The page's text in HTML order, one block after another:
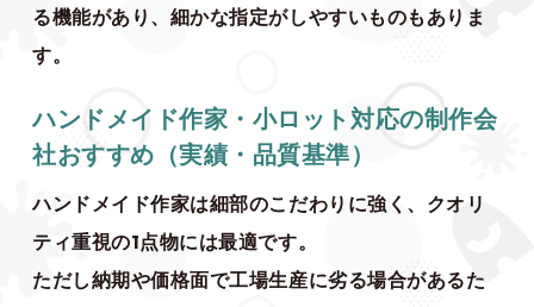
る機能があり、細かな指定がしやすいものもありま
す。
ハンドメイド作家・小ロット対応の制作会
社おすすめ（実績・品質基準）
ハンドメイド作家は細部のこだわりに強く、クオリ
ティ重視の1点物には最適です。
ただし納期や価格面で工場生産に劣る場合があるた